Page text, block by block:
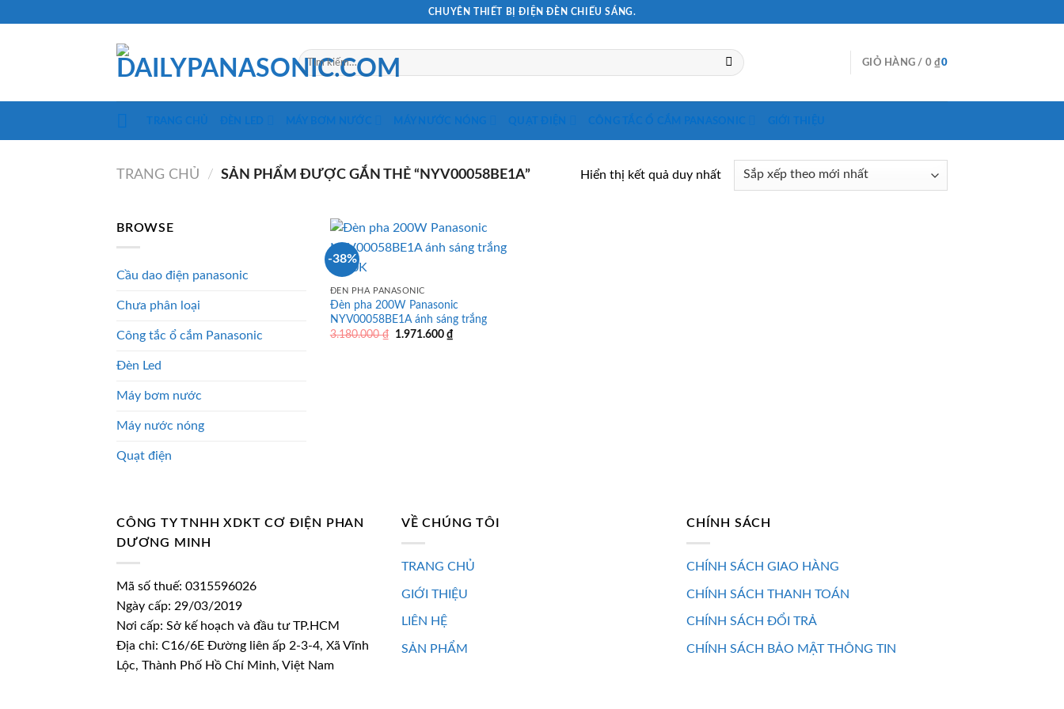
CHUYÊN THIẾT BỊ ĐIỆN ĐÈN CHIẾU SÁNG.
Tìm
kiếm:
GIỎ HÀNG / 0₫0
TRANG CHỦ ĐÈN LED MÁY BƠM NƯỚC MÁY NƯỚC NÓNG QUẠT ĐIỆN CÔNG TẮC Ổ CẮM PANASONIC GIỚI THIỆU
TRANG CHỦ / SẢN PHẨM ĐƯỢC GẮN THẺ “NYV00058BE1A” Hiển thị kết quả duy nhất
BROWSE
Cầu dao điện panasonic
Chưa phân loại
Công tắc ổ cắm Panasonic
Đèn Led
Máy bơm nước
Máy nước nóng
Quạt điện
-38%
ĐÈN PHA PANASONIC
Đèn pha 200W Panasonic
NYV00058BE1A ánh sáng trắng
3.180.000₫
Giá
1.971.600₫
CÔNG TY TNHH XDKT CƠ ĐIỆN PHAN
DƯƠNG MINH
Mã số thuế: 0315596026
Ngày cấp: 29/03/2019
Nơi cấp: Sở kế hoạch và đầu tư TP.HCM
Địa chỉ: C16/6E Đường liên ấp 2-3-4, Xã Vĩnh
Lộc, Thành Phố Hồ Chí Minh, Việt Nam
VỀ CHÚNG TÔI
TRANG CHỦ
GIỚI THIỆU
LIÊN HỆ
SẢN PHẨM
CHÍNH SÁCH
CHÍNH SÁCH GIAO HÀNG
CHÍNH SÁCH THANH TOÁN
CHÍNH SÁCH ĐỔI TRẢ
CHÍNH SÁCH BẢO MẬT THÔNG TIN